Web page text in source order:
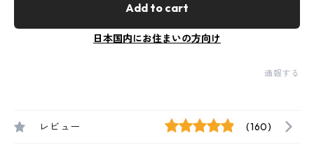
Add to cart
日本国内にお住まいの方向け
通報する
レビュー (160)